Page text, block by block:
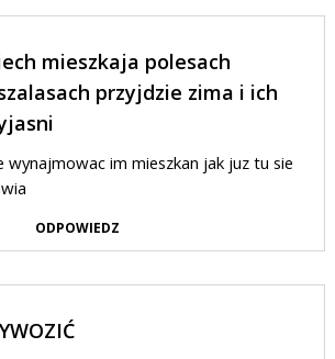
mieszkaja polesach
przyjdzie zima i ich
wynajmowac im mieszkan jak juz tu sie
ODPOWIEDZ